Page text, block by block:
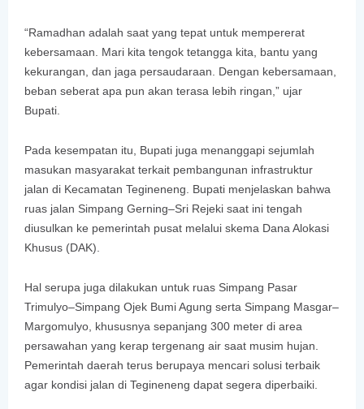
“Ramadhan adalah saat yang tepat untuk mempererat
kebersamaan. Mari kita tengok tetangga kita, bantu yang
kekurangan, dan jaga persaudaraan. Dengan kebersamaan,
beban seberat apa pun akan terasa lebih ringan,” ujar
Bupati.
Pada kesempatan itu, Bupati juga menanggapi sejumlah
masukan masyarakat terkait pembangunan infrastruktur
jalan di Kecamatan Tegineneng. Bupati menjelaskan bahwa
ruas jalan Simpang Gerning–Sri Rejeki saat ini tengah
diusulkan ke pemerintah pusat melalui skema Dana Alokasi
Khusus (DAK).
Hal serupa juga dilakukan untuk ruas Simpang Pasar
Trimulyo–Simpang Ojek Bumi Agung serta Simpang Masgar–
Margomulyo, khususnya sepanjang 300 meter di area
persawahan yang kerap tergenang air saat musim hujan.
Pemerintah daerah terus berupaya mencari solusi terbaik
agar kondisi jalan di Tegineneng dapat segera diperbaiki.